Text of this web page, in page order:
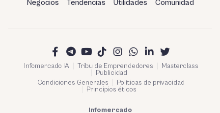
Negocios Tendencias Utilidades Comunidad
Infomercado IA Tribu de Emprendedores
Masterclass
Publicidad
Condiciones Generales
Políticas de privacidad
Principios éticos
Infomercado